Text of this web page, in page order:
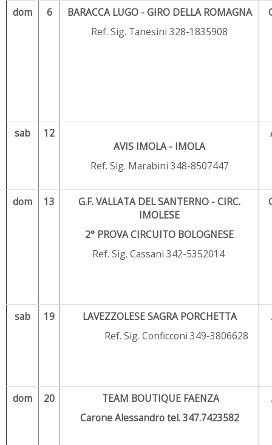
dom 6
BARACCA LUGO - GIRO DELLA ROMAGNA
Ref. Sig. Tanesini 328-1835908
sab
12
AVIS IMOLA - IMOLA
Ref. Sig. Marabini 348-8507447
dom 13
G.F. VALLATA DEL SANTERNO - CIRC.
IMOLESE
2° PROVA CIRCUITO BOLOGNESE
Ref. Sig. Cassani 342-5352014
sab 19
LAVEZZOLESE SAGRA PORCHETTA
Ref. Sig. Conficconi 349-3806628
dom 20
TEAM BOUTIQUE FAENZA
Carone Alessandro tel. 347.7423582